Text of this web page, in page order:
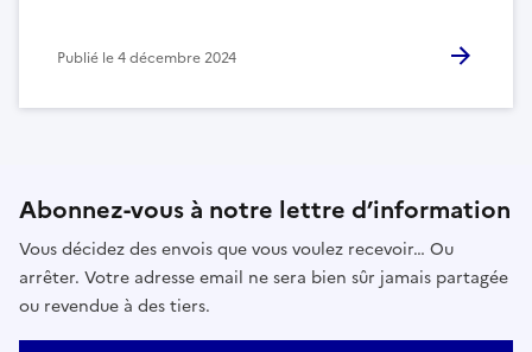
Publié le4 décembre 2024
Abonnez-vous à notre lettre d’information
Vous décidez des envois que vous voulez recevoir… Ou
arrêter. Votre adresse email ne sera bien sûr jamais partagée
ou revendue à des tiers.